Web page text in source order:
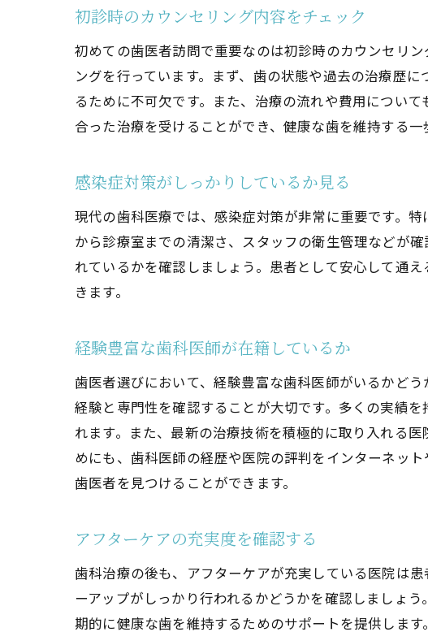
診
治
院
支
高
若
初めて
初
親
安
池田市
若
初診時のカウンセリング内容をチェック
初めての歯医者訪問で重要なのは初診時のカウンセリ
ングを行っています。まず、歯の状態や過去の治療歴
るために不可欠です。また、治療の流れや費用につい
合った治療を受けることができ、健康な歯を維持する一
感染症対策がしっかりしているか見る
現代の歯科医療では、感染症対策が非常に重要です。
から診療室までの清潔さ、スタッフの衛生管理などが
れているかを確認しましょう。患者として安心して通
きます。
経験豊富な歯科医師が在籍しているか
歯医者選びにおいて、経験豊富な歯科医師がいるかど
経験と専門性を確認することが大切です。多くの実績
れます。また、最新の治療技術を積極的に取り入れる
めにも、歯科医師の経歴や医院の評判をインターネッ
歯医者を見つけることができます。
アフターケアの充実度を確認する
歯科治療の後も、アフターケアが充実している医院は
ーアップがしっかり行われるかどうかを確認しましょ
期的に健康な歯を維持するためのサポートを提供しま